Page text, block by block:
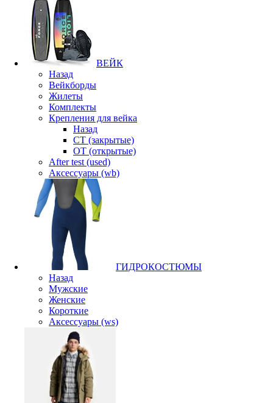
ВЕЙК
Назад
Вейкборды
Жилеты
Комплекты
Крепления для вейка
Назад
CT (закрытые)
OT (открытые)
After test (used)
Аксессуары (wb)
ГИДРОКОСТЮМЫ
Назад
Мужские
Женские
Короткие
Аксессуары (ws)